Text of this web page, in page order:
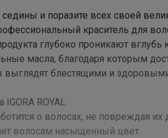
седины и поразите всех своей
краситель для
глубоко проникают вглубь
масла, благодаря которым
выглядят блестящими и
ROYAL:
о волосах, не повреждая
волосам насыщенный цвет